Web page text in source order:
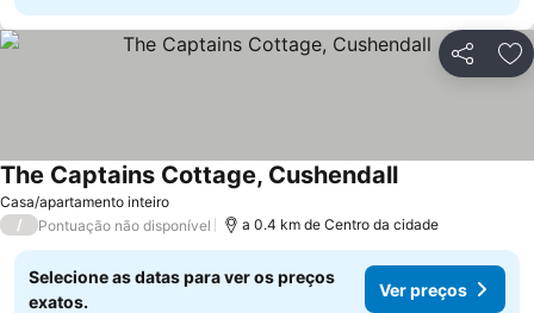
Partilhar
Casa/apartamento inteiro
The Captains Cottage, CushendallVer preços
/ Pontuação não disponível a 0.4 km de Centro da cidade
Selecione as datas para ver os preços
exatos.
Ver preços